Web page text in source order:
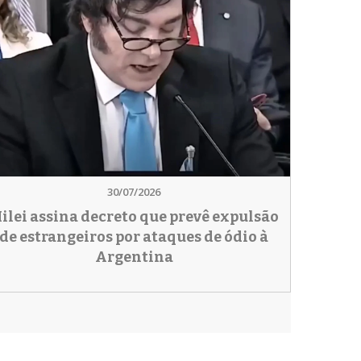
30/07/2026
assina decreto que prevê expulsão
de estrangeiros por ataques de ódio à
Argentina